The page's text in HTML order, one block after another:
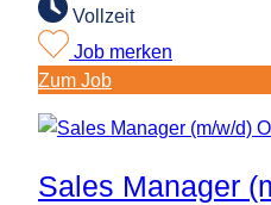
Vollzeit
Job merken
Zum Job:
Manager
Online
Sales Manager